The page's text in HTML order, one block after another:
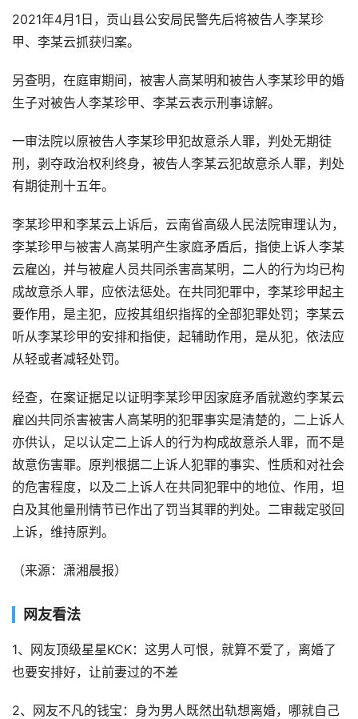
2021年4月1日，贡山县公安局民警先后将被告人李某珍
甲、李某云抓获归案。
另查明，在庭审期间，被害人高某明和被告人李某珍甲的婚
生子对被告人李某珍甲、李某云表示刑事谅解。
一审法院以原被告人李某珍甲犯故意杀人罪，判处无期徒
刑，剥夺政治权利终身，被告人李某云犯故意杀人罪，判处
有期徒刑十五年。
李某珍甲和李某云上诉后，云南省高级人民法院审理认为，
李某珍甲与被害人高某明产生家庭矛盾后，指使上诉人李某
云雇凶，并与被雇人员共同杀害高某明，二人的行为均已构
成故意杀人罪，应依法惩处。在共同犯罪中，李某珍甲起主
要作用，是主犯，应按其组织指挥的全部犯罪处罚；李某云
听从李某珍甲的安排和指使，起辅助作用，是从犯，依法应
从轻或者减轻处罚。
经查，在案证据足以证明李某珍甲因家庭矛盾就邀约李某云
雇凶共同杀害被害人高某明的犯罪事实是清楚的，二上诉人
亦供认，足以认定二上诉人的行为构成故意杀人罪，而不是
故意伤害罪。原判根据二上诉人犯罪的事实、性质和对社会
的危害程度，以及二上诉人在共同犯罪中的地位、作用，坦
白及其他量刑情节已作出了罚当其罪的判处。二审裁定驳回
上诉，维持原判。
（来源：潇湘晨报）
网友看法
1、网友顶级星星KCK：这男人可恨，就算不爱了，离婚了
也要安排好，让前妻过的不差
2、网友不凡的钱宝：身为男人既然出轨想离婚，哪就自己